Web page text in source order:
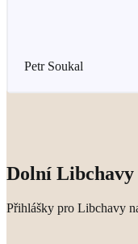
Petr Soukal
Dolní Libchavy
Přihlášky pro Libchavy